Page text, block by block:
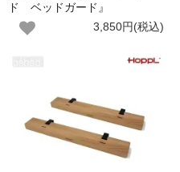
ド ベッドガード』
3,850円(税込)